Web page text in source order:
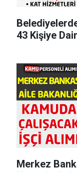
43 Kişiye
Merkez